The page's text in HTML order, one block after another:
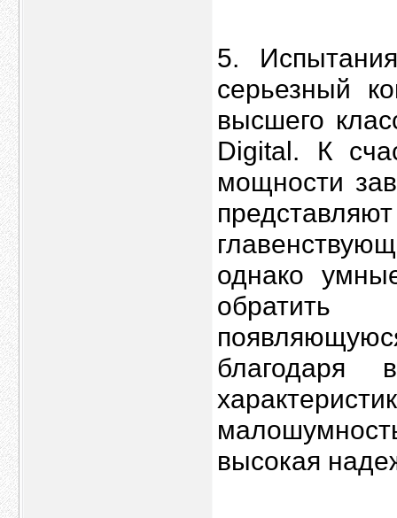
5.
серьезный
высшего
Digital. К
мощности
однако
обратить
благодаря
высокая